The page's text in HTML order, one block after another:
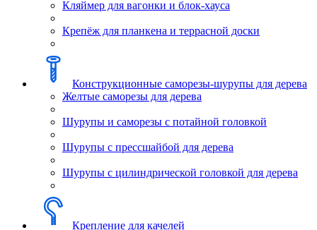
Кляймер для вагонки и блок-хауса
Крепёж для планкена и террасной доски
Конструкционные саморезы-шурупы для дерева
Желтые саморезы для дерева
Шурупы и саморезы с потайной головкой
Шурупы с прессшайбой для дерева
Шурупы с цилиндрической головкой для дерева
Крепление для качелей